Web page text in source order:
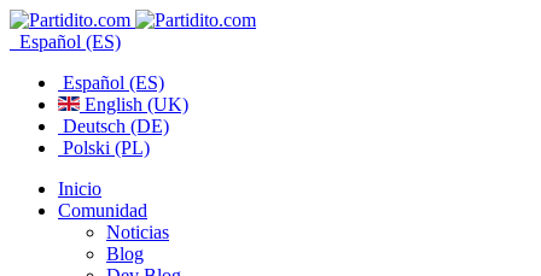
Español (ES)
Español (ES)
English (UK)
Deutsch (DE)
Polski (PL)
Inicio
Comunidad
Noticias
Blog